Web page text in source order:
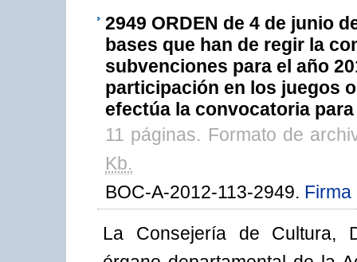
2949 ORDEN de 4 de junio
bases que han de regir la
subvenciones para el año
participación en los juegos
efectúa la convocatoria
11 páginas. Formato de
Kb.
BOC-A-2012-113-2949. Firma
La Consejería de Cultura,